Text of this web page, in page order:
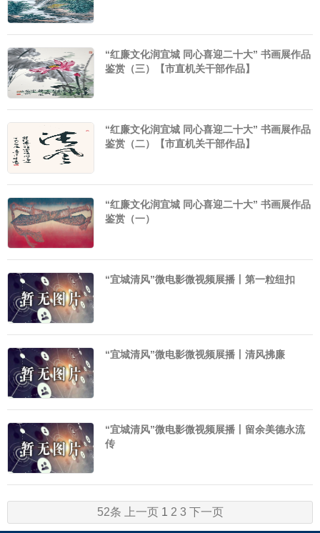
“红廉文化润宜城 同心喜迎二十大” 书画展作品
鉴赏（三）【市直机关干部作品】
“红廉文化润宜城 同心喜迎二十大” 书画展作品
鉴赏（二）【市直机关干部作品】
“红廉文化润宜城 同心喜迎二十大” 书画展作品
鉴赏（一）
“宜城清风”微电影微视频展播丨第一粒纽扣
“宜城清风”微电影微视频展播丨清风拂廉
“宜城清风”微电影微视频展播丨留余美德永流
传
52条 上一页 1 2 3 下一页